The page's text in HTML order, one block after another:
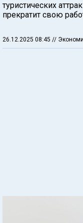
туристических
прекратит свою
26.12.2025 08:45 //